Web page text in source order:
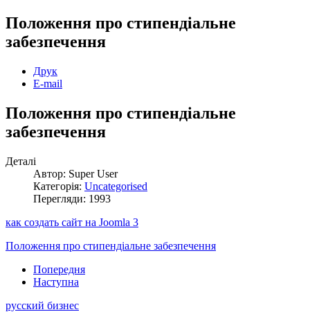
Положення про стипендіальне
забезпечення
Друк
E-mail
Положення про стипендіальне
забезпечення
Деталі
Автор: Super User
Категорія: Uncategorised
Перегляди: 1993
как создать сайт на Joomla 3
Положення про стипендіальне забезпечення
Попередня
Наступна
русский бизнес